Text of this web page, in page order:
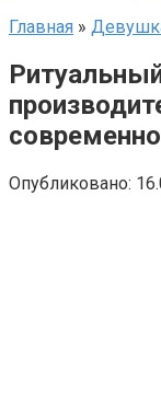
Главная »
Опубликовано: